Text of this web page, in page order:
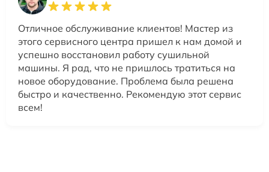
Отличное обслуживание клиентов! Мастер из
этого сервисного центра пришел к нам домой и
успешно восстановил работу сушильной
машины. Я рад, что не пришлось тратиться на
новое оборудование. Проблема была решена
быстро и качественно. Рекомендую этот сервис
всем!